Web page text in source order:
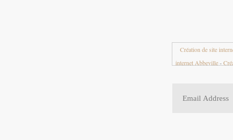
Création de site
internet Abbeville-
Création de site